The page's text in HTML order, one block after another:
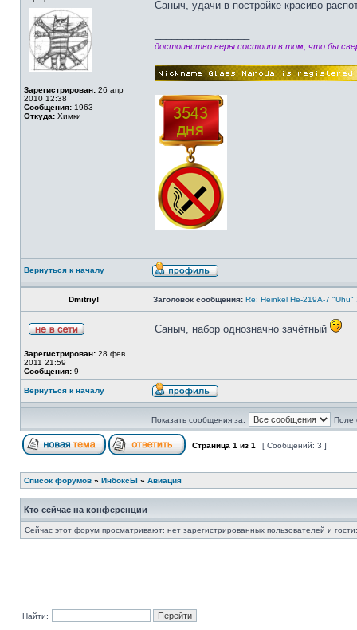
Зарегистрирован: 26 апр
2010 12:38
Сообщения: 1963
Откуда: Химки
Саныч, удачи в постройке красиво
достоинство веры состоит в том, что бы
Вернуться к началу
Dmitriy! Заголовок сообщения: Re: Heinkel He-219A-7
Зарегистрирован: 28 фев
2011 21:59
Сообщения: 9
Саныч, набор однозначно зачётный
Вернуться к началу
Показать сообщения за: Поле
Страница 1 из 1 [ Сообщений: 3 ]
Список форумов » ИнбоксЫ » Авиация
Кто сейчас на конференции
Сейчас этот форум просматривают: нет зарегистрированных пользователей и
Найти: